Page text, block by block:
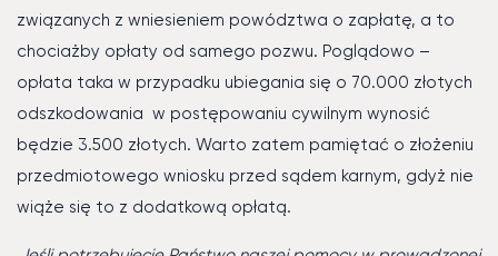
związanych z wniesieniem powództwa o zapłatę, a to
chociażby opłaty od samego pozwu. Poglądowo –
opłata taka w przypadku ubiegania się o 70.000 złotych
odszkodowania w postępowaniu cywilnym wynosić
będzie 3.500 złotych. Warto zatem pamiętać o złożeniu
przedmiotowego wniosku przed sądem karnym, gdyż nie
wiąże się to z dodatkową opłatą.